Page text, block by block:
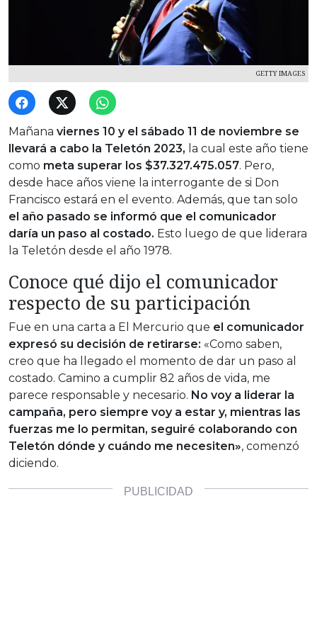
GETTY IMAGES
Mañana viernes 10 y el sábado 11 de noviembre se
llevará a cabo la Teletón 2023, la cual este año tiene
como meta superar los $37.327.475.057. Pero,
desde hace años viene la interrogante de si Don
Francisco estará en el evento. Además, que tan solo
el año pasado se informó que el comunicador
daría un paso al costado. Esto luego de que liderara
la Teletón desde el año 1978.
Conoce qué dijo el comunicador
respecto de su participación
Fue en una carta a El Mercurio que el comunicador
expresó su decisión de retirarse: «Como saben,
creo que ha llegado el momento de dar un paso al
costado. Camino a cumplir 82 años de vida, me
parece responsable y necesario. No voy a liderar la
campaña, pero siempre voy a estar y, mientras las
fuerzas me lo permitan, seguiré colaborando con
Teletón dónde y cuándo me necesiten», comenzó
diciendo.